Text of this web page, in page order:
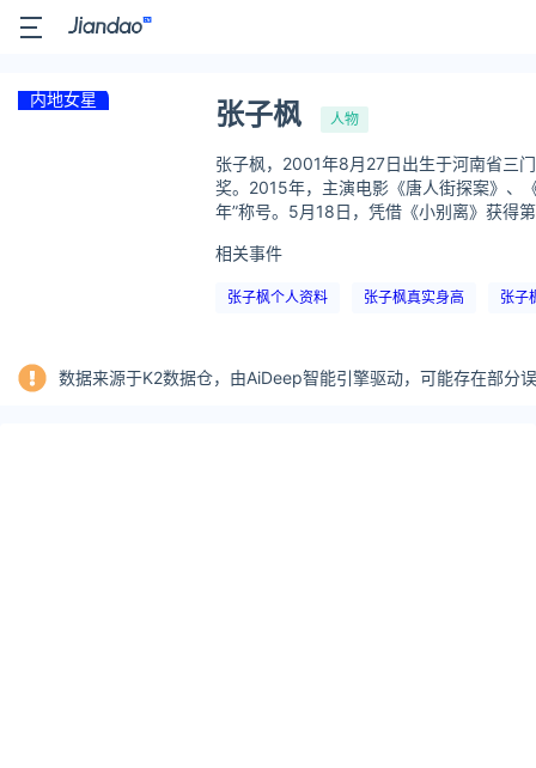
内地女星 张子枫 人物
张子枫，2001年8月27日出生于河南省三
奖。2015年，主演电影《唐人街探案》、
年”称号。5月18日，凭借《小别离》获得
相关事件
张子枫个人资料 张子枫真实身高 张子
数据来源于K2数据仓，由AiDeep智能引擎驱动，可能存在部分